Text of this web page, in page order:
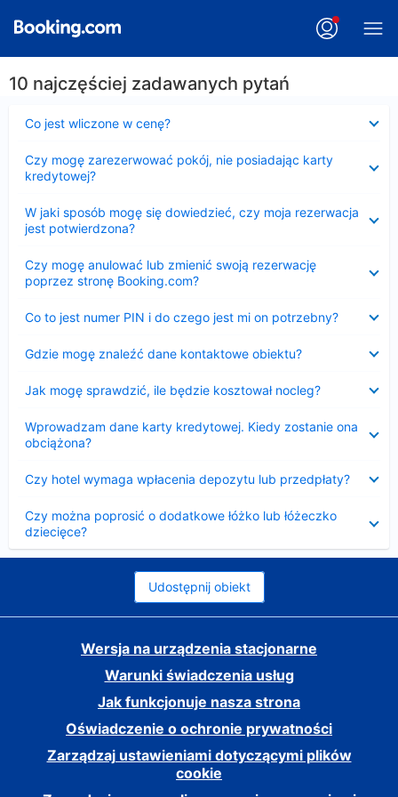
10 najczęściej zadawanych pytań
Co jest wliczone w cenę?
Czy mogę zarezerwować pokój, nie posiadając karty
kredytowej?
W jaki sposób mogę się dowiedzieć, czy moja rezerwacja
jest potwierdzona?
Czy mogę anulować lub zmienić swoją rezerwację
poprzez stronę Booking.com?
Co to jest numer PIN i do czego jest mi on potrzebny?
Gdzie mogę znaleźć dane kontaktowe obiektu?
Jak mogę sprawdzić, ile będzie kosztował nocleg?
Wprowadzam dane karty kredytowej. Kiedy zostanie ona
obciążona?
Czy hotel wymaga wpłacenia depozytu lub przedpłaty?
Czy można poprosić o dodatkowe łóżko lub łóżeczko
dziecięce?
Udostępnij obiekt
Wersja na urządzenia stacjonarne
Warunki świadczenia usług
Jak funkcjonuje nasza strona
Oświadczenie o ochronie prywatności
Zarządzaj ustawieniami dotyczącymi plików
cookie